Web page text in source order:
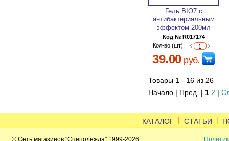
Гель BIO7 с
антибактериальным
эффектом 200мл
Код № R017174
Кол-во (шт):
39.00руб.
Товары 1 - 16 из 26
Начало | Пред. | 1 2 |
КАТАЛОГ | СТАТЬИ |